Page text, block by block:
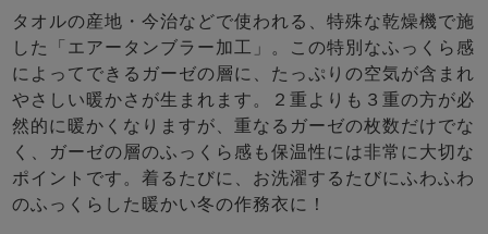
タオルの産地・今治などで使われる、特殊な乾燥機で施
した「エアータンブラー加工」。この特別なふっくら感
によってできるガーゼの層に、たっぷりの空気が含まれ
やさしい暖かさが生まれます。２重よりも３重の方が必
然的に暖かくなりますが、重なるガーゼの枚数だけでな
く、ガーゼの層のふっくら感も保温性には非常に大切な
ポイントです。着るたびに、お洗濯するたびにふわふわ
のふっくらした暖かい冬の作務衣に！